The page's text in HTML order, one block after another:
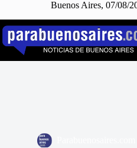
Buenos Aires, 07/08/
Saltar
contenido